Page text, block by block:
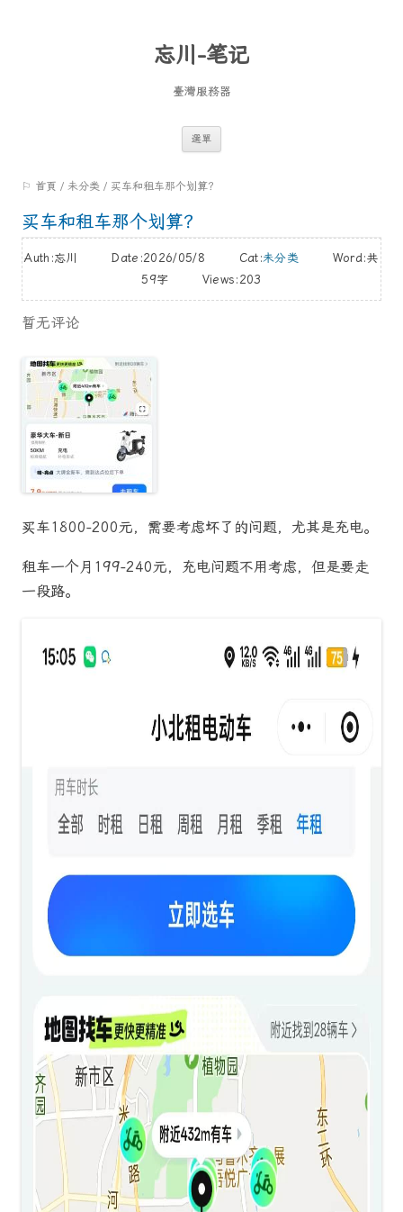
忘川-笔记
臺灣服務器
選單
⚐ 首頁 / 未分类 / 买车和租车那个划算？
买车和租车那个划算？
Auth:忘川 Date:2026/05/8 Cat:未分类 Word:共
59字 Views:203
暂无评论
买车1800-200元，需要考虑坏了的问题，尤其是充电。
租车一个月199-240元，充电问题不用考虑，但是要走
一段路。